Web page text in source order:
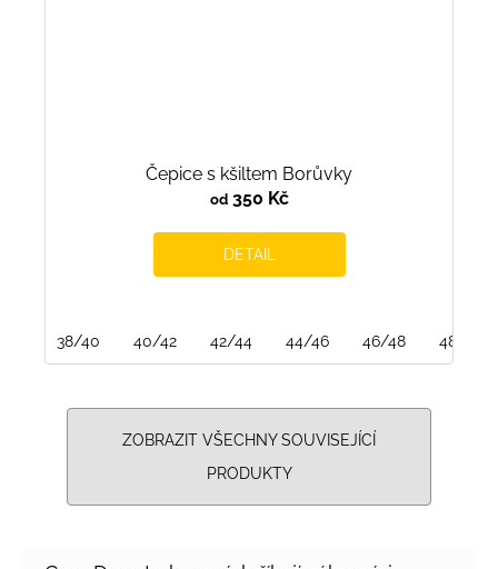
Čepice s kšiltem Borůvky
od350 Kč
DETAIL
38/40 40/42 42/44 44/46 46/48 48/50
ZOBRAZIT VŠECHNY SOUVISEJÍCÍ
PRODUKTY